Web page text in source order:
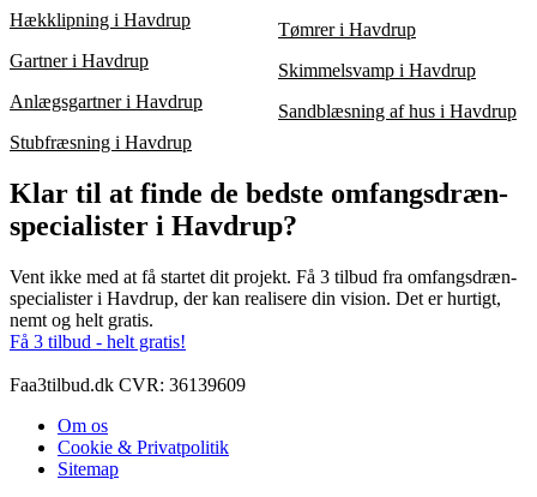
Hækklipning i Havdrup
Gartner i Havdrup
Anlægsgartner i Havdrup
Stubfræsning i Havdrup
Tømrer i Havdrup
Skimmelsvamp i Havdrup
Sandblæsning af hus i Havdrup
Klar til at finde de bedste omfangsdræn-
specialister i Havdrup?
Vent ikke med at få startet dit projekt. Få 3 tilbud fra omfangsdræn-
specialister i Havdrup, der kan realisere din vision. Det er hurtigt,
nemt og helt gratis.
Få 3 tilbud - helt gratis!
Faa3tilbud.dk CVR: 36139609
Om os
Cookie & Privatpolitik
Sitemap